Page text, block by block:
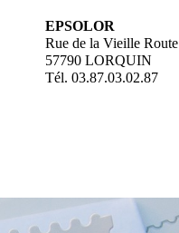
EPSOLOR
Rue de la Vieille Route
57790 LORQUIN
Tél. 03.87.03.02.87